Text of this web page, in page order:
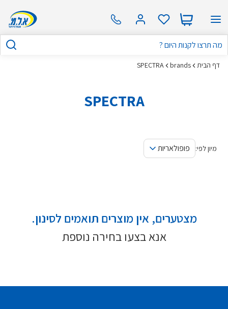
דף הבית brands
SPECTRA
SPECTRA
מיון לפי: פופולאריות
מצטערים, אין מוצרים תואמים לסינון.
אנא בצעו בחירה נוספת